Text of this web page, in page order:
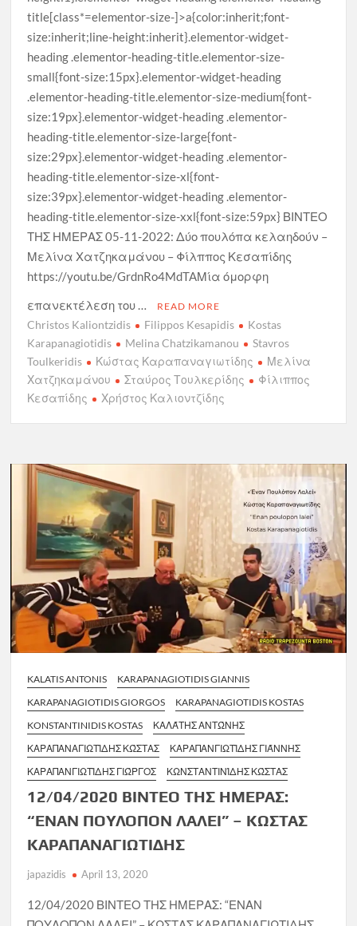
title[class*=elementor-size-]>a{color:inherit;font-
size:inherit;line-height:inherit}.elementor-widget-
heading .elementor-heading-title.elementor-size-
small{font-size:15px}.elementor-widget-heading
.elementor-heading-title.elementor-size-medium{font-
size:19px}.elementor-widget-heading .elementor-
heading-title.elementor-size-large{font-
size:29px}.elementor-widget-heading .elementor-
heading-title.elementor-size-xl{font-
size:39px}.elementor-widget-heading .elementor-
heading-title.elementor-size-xxl{font-size:59px} ΒΙΝΤΕΟ
ΤΗΣ ΗΜΕΡΑΣ 05-11-2022: Δύο πουλόπα κελαηδούν –
Μελίνα Χατζηκαμάνου – Φίλππος Κεσαπίδης
https://youtu.be/GrdnRo4MdTAΜία όμορφη
επανεκτέλεση του …
READ MORE
Christos Kaliontzidis Filippos Kesapidis
Kostas
Karapanagiotidis
Melina Chatzikamanou
Stavros
Toulkeridis
Κώστας Καραπαναγιωτίδης
Μελίνα
Χατζηκαμάνου
Σταύρος Τουλκερίδης
Φίλιππος
Κεσαπίδης
Χρήστος Καλιοντζίδης
KALATIS ANTONIS
KARAPANAGIOTIDIS GIANNIS
KARAPANAGIOTIDIS GIORGOS
KARAPANAGIOTIDIS KOSTAS
KONSTANTINIDIS KOSTAS
ΚΑΛΆΤΗΣ ΑΝΤΏΝΗΣ
ΚΑΡΑΠΑΝΑΓΙΩΤΊΔΗΣ ΚΏΣΤΑΣ
ΚΑΡΑΠΑΝΓΙΩΤΊΔΗΣ ΓΙΆΝΝΗΣ
ΚΑΡΑΠΑΝΓΙΩΤΊΔΗΣ ΓΙΏΡΓΟΣ
ΚΩΝΣΤΑΝΤΙΝΊΔΗΣ ΚΏΣΤΑΣ
12/04/2020 ΒΙΝΤΕΟ ΤΗΣ ΗΜΕΡΑΣ:
“ΕΝΑΝ ΠΟΥΛΟΠΟΝ ΛΑΛΕΙ” – ΚΩΣΤΑΣ
ΚΑΡΑΠΑΝΑΓΙΩΤΙΔΗΣ
japazidis April 13, 2020
12/04/2020 ΒΙΝΤΕΟ ΤΗΣ ΗΜΕΡΑΣ: “ΕΝΑΝ